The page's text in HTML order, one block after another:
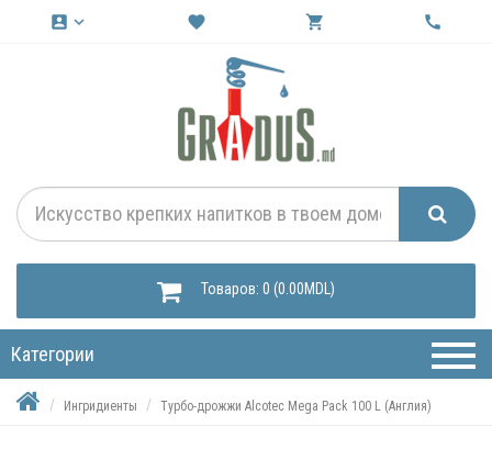
account_box keyboard_arrow_down favorite shopping_cart call
Товаров: 0 (0.00MDL)
Категории
Ингридиенты Турбо-дрожжи Alcotec Mega Pack 100 L (Англия)